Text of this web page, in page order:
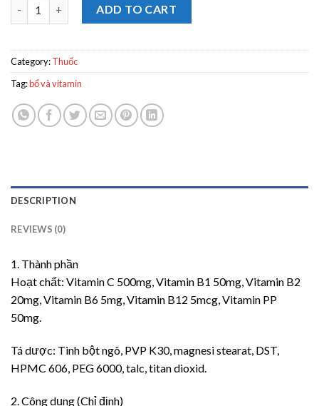
ADD TO CART
Category:Thuốc
Tag:bổ và vitamin
DESCRIPTION
REVIEWS (0)
1. Thành phần
Hoạt chất: Vitamin C 500mg, Vitamin B1 50mg, Vitamin B2
20mg, Vitamin B6 5mg, Vitamin B12 5mcg, Vitamin PP
50mg.
Tá dược: Tinh bột ngô, PVP K30, magnesi stearat, DST,
HPMC 606, PEG 6000, talc, titan dioxid.
2. Công dụng (Chỉ định)